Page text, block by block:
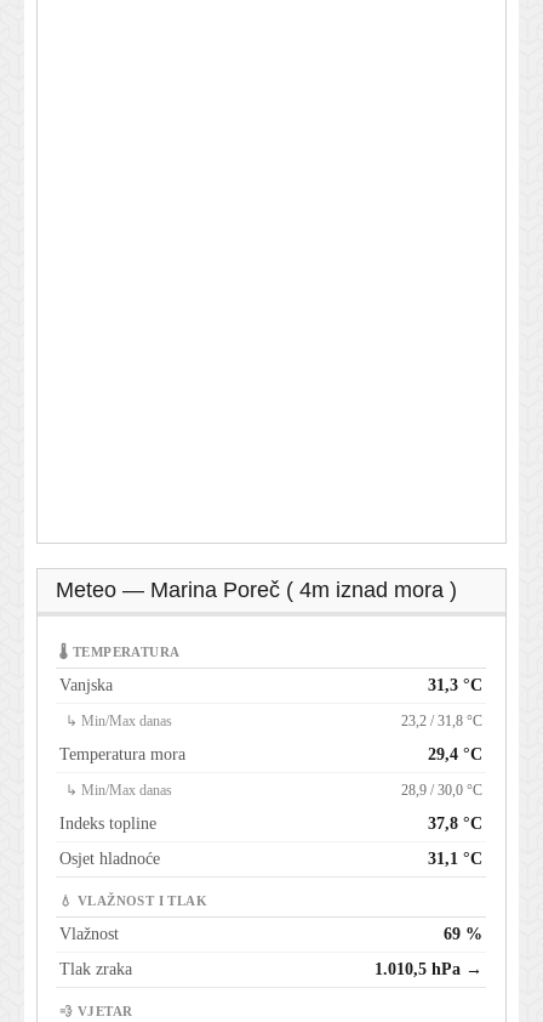
Meteo — Marina Poreč ( 4m iznad mora )
🌡 TEMPERATURA
Vanjska 31,3 °C
↳ Min/Max danas 23,2 / 31,8 °C
Temperatura mora 29,4 °C
↳ Min/Max danas 28,9 / 30,0 °C
Indeks topline
37,8 °C
Osjet hladnoće
31,1 °C
💧 VLAŽNOST I TLAK
Vlažnost
69 %
Tlak zraka
1.010,5 hPa →
💨 VJETAR